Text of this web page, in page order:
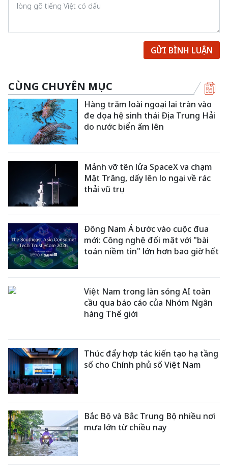
GỬI BÌNH LUẬN
CÙNG CHUYÊN MỤC
Hàng trăm loài ngoại lai tràn vào
đe dọa hệ sinh thái Địa Trung Hải
do nước biển ấm lên
Mảnh vỡ tên lửa SpaceX va chạm
Mặt Trăng, dấy lên lo ngại về rác
thải vũ trụ
Đông Nam Á bước vào cuộc đua
mới: Công nghệ đối mặt với "bài
toán niềm tin" lớn hơn bao giờ hết
Việt Nam trong làn sóng AI toàn
cầu qua báo cáo của Nhóm Ngân
hàng Thế giới
Thúc đẩy hợp tác kiến tạo hạ tầng
số cho Chính phủ số Việt Nam
Bắc Bộ và Bắc Trung Bộ nhiều nơi
mưa lớn từ chiều nay